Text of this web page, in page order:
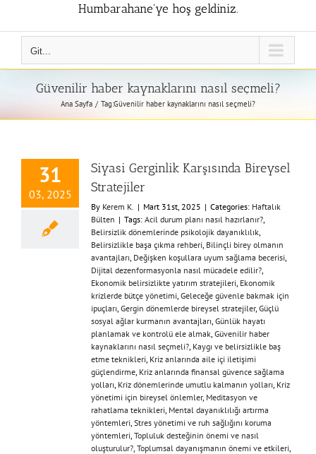
Humbarahane'ye hoş geldiniz.
Git...
Güvenilir haber kaynaklarını nasıl seçmeli?
Ana Sayfa Tag:Güvenilir haber kaynaklarını nasıl seçmeli?
31
03, 2025
Siyasi Gerginlik Karşısında Bireysel
Stratejiler
By Kerem K. | Mart 31st, 2025 | Categories: Haftalık
Bülten | Tags: Acil durum planı nasıl hazırlanır?,
Belirsizlik dönemlerinde psikolojik dayanıklılık,
Belirsizlikle başa çıkma rehberi, Bilinçli birey olmanın
avantajları, Değişken koşullara uyum sağlama becerisi,
Dijital dezenformasyonla nasıl mücadele edilir?,
Ekonomik belirsizlikte yatırım stratejileri, Ekonomik
krizlerde bütçe yönetimi, Geleceğe güvenle bakmak için
ipuçları, Gergin dönemlerde bireysel stratejiler, Güçlü
sosyal ağlar kurmanın avantajları, Günlük hayatı
planlamak ve kontrolü ele almak, Güvenilir haber
kaynaklarını nasıl seçmeli?, Kaygı ve belirsizlikle baş
etme teknikleri, Kriz anlarında aile içi iletişimi
güçlendirme, Kriz anlarında finansal güvence sağlama
yolları, Kriz dönemlerinde umutlu kalmanın yolları, Kriz
yönetimi için bireysel önlemler, Meditasyon ve
rahatlama teknikleri, Mental dayanıklılığı artırma
yöntemleri, Stres yönetimi ve ruh sağlığını koruma
yöntemleri, Topluluk desteğinin önemi ve nasıl
oluşturulur?, Toplumsal dayanışmanın önemi ve etkileri,